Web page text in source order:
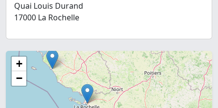
Quai Louis Durand
17000 La Rochelle
+
−